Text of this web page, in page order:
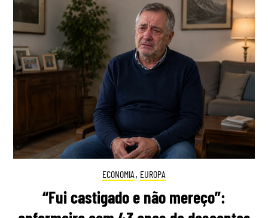
ECONOMIA , EUROPA
“Fui castigado e não mereço”: